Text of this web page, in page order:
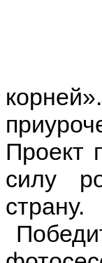
Проект
силу
страну.